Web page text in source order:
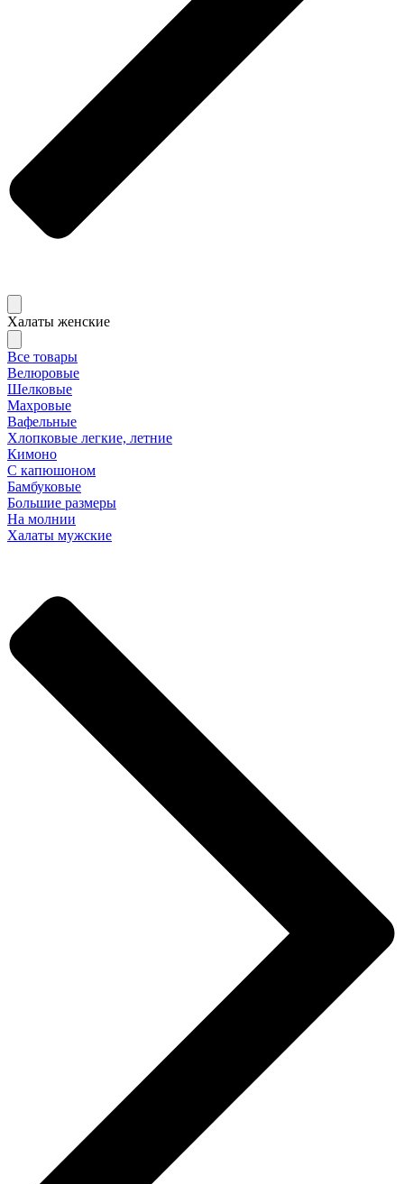
Халаты женские
Все товары
Велюровые
Шелковые
Махровые
Вафельные
Хлопковые легкие, летние
Кимоно
С капюшоном
Бамбуковые
Большие размеры
На молнии
Халаты мужские